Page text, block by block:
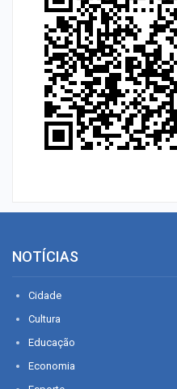
NOTÍCIAS
Cidade
Cultura
Educação
Economia